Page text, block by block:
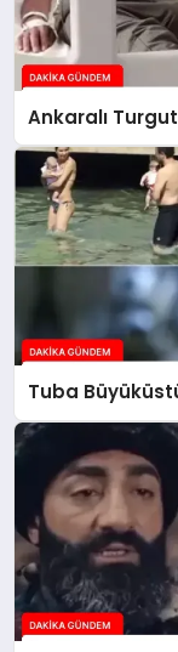
Ankaralı
Tuba